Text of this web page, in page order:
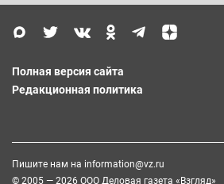
Полная версия сайта
Редакционная политика
Пишите нам на information@vz.ru
© 2005 — 2026 ООО Деловая газета «Взгляд»